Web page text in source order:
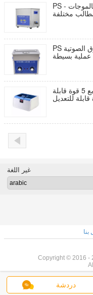
PS - سلسلة كبيرة الحجم الرقمية آلة التنظيف بالموجات
مختلفة
PS سلسلة المدمجة الأنظف بالموجات فوق الصوتية
عملية بسيطة
منظف ​​بالموجات فوق الصوتية 2.5 لتر مع 5 قوة قابلة
دردشة
غير اللغة
بنا
Copyright © 2016 -